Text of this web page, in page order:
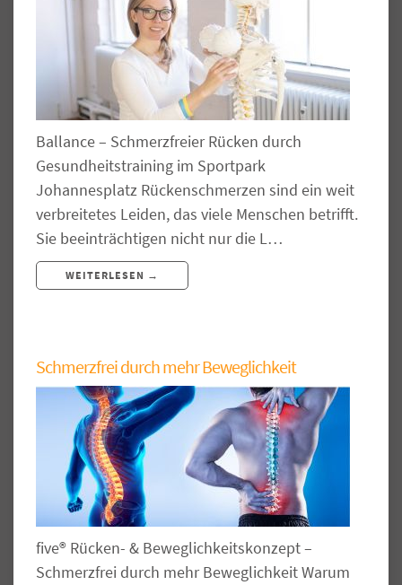
Ballance – Schmerzfreier Rücken durch
Gesundheitstraining im Sportpark
Johannesplatz Rückenschmerzen sind ein weit
verbreitetes Leiden, das viele Menschen betrifft.
Sie beeinträchtigen nicht nur die L…
WEITERLESEN →
Schmerzfrei durch mehr Beweglichkeit
five® Rücken- & Beweglichkeitskonzept –
Schmerzfrei durch mehr Beweglichkeit Warum